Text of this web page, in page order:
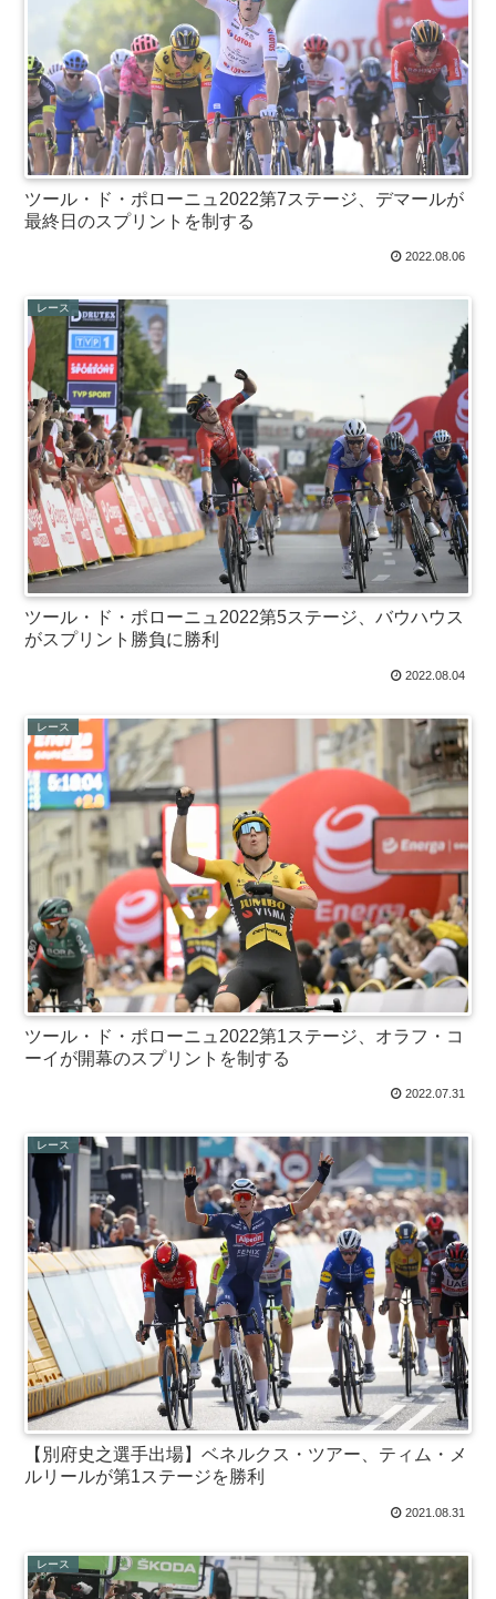
ツール・ド・ポローニュ2022第7ステージ、デマールが
最終日のスプリントを制する
2022.08.06
レース
ツール・ド・ポローニュ2022第5ステージ、バウハウス
がスプリント勝負に勝利
2022.08.04
レース
ツール・ド・ポローニュ2022第1ステージ、オラフ・コ
ーイが開幕のスプリントを制する
2022.07.31
レース
【別府史之選手出場】ベネルクス・ツアー、ティム・メ
ルリールが第1ステージを勝利
2021.08.31
レース